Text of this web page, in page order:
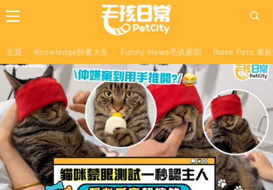
主頁 Knowledge飼養大全 Funny News毛孩趣聞 Raise Pets 養